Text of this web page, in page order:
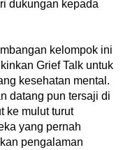
dukungan kepada
kelompok ini
Grief Talk untuk
kesehatan mental.
datang pun tersaji di
ke mulut turut
yang pernah
pengalaman